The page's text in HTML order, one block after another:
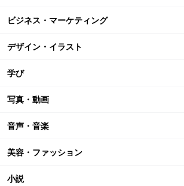
ビジネス・マーケティング
デザイン・イラスト
学び
写真・動画
音声・音楽
美容・ファッション
小説